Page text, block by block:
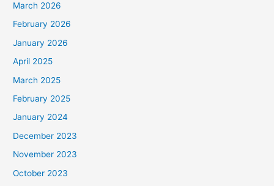
March 2026
February 2026
January 2026
April 2025
March 2025
February 2025
January 2024
December 2023
November 2023
October 2023